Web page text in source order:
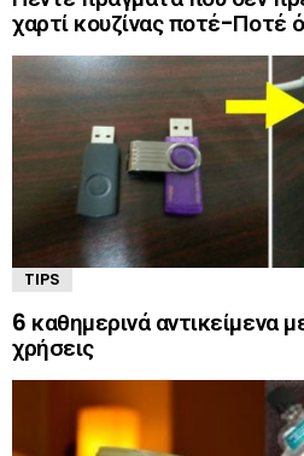
χαρτί κουζίνας ποτέ-Ποτέ
TIPS
6 καθημερινά αντικείμενα
χρήσεις